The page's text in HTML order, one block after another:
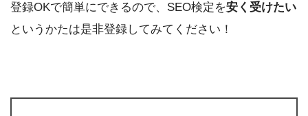
登録OKで簡単にできるので、SEO検定を安く受けたい
というかたは是非登録してみてください！